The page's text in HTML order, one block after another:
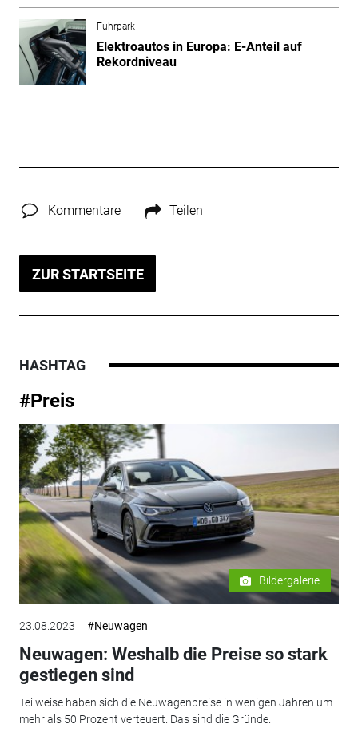
Fuhrpark
Elektroautos in Europa: E-Anteil auf
Rekordniveau
Kommentare Teilen
ZUR STARTSEITE
HASHTAG
#Preis
Bildergalerie
23.08.2023 #Neuwagen
Neuwagen: Weshalb die Preise so stark
gestiegen sind
Teilweise haben sich die Neuwagenpreise in wenigen Jahren um
mehr als 50 Prozent verteuert. Das sind die Gründe.